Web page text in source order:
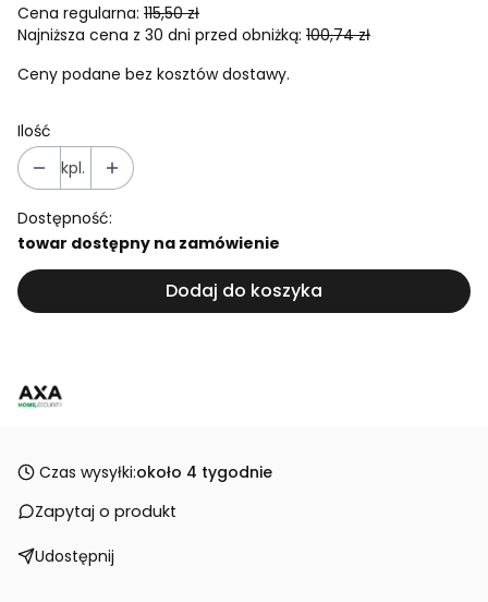
Cena regularna: 115,50 zł
Najniższa cena z 30 dni przed obniżką: 100,74 zł
Ceny podane bez kosztów dostawy.
Ilość
kpl.
Dostępność:
towar dostępny na zamówienie
Dodaj do koszyka
Czas wysyłki:około 4 tygodnie
Zapytaj o produkt
Udostępnij